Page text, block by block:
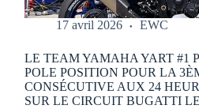
17 avril 2026 EWC
LE TEAM YAMAHA YART #1
POLE POSITION POUR LA
CONSÉCUTIVE AUX 24
SUR LE CIRCUIT BUGATTI